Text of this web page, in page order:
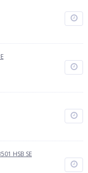
HSB SE